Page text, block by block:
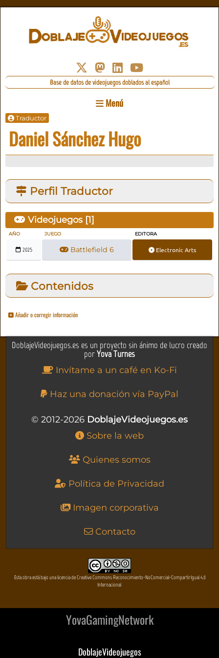
Base de datos de videojuegos doblados al español
Menú
Traductor
Daniel Sánchez Hugo
Perfil Traductor
Videojuegos [1]
AÑO JUEGO EDITORA
2025 Battlefield 6 Electronic Arts
Contenidos
Añadir o corregir información
DoblajeVideojuegos.es es un proyecto sin ánimo de lucro creado
porYova Turnes
Invítame a un café en Ko-Fi
Haz una donación vía PayPal
© 2012-2026 DoblajeVideojuegos.es
Sobre la web
Quienes somos
Política de Privacidad
Imagen corporativa
Contacto
Esta obra está bajo una licencia de Creative Commons Reconocimiento-NoComercial-CompartirIgual 4.0
Internacional
YovaGamingNetwork
DoblajeVideojuegos